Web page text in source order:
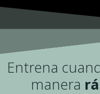
Entrena
manera